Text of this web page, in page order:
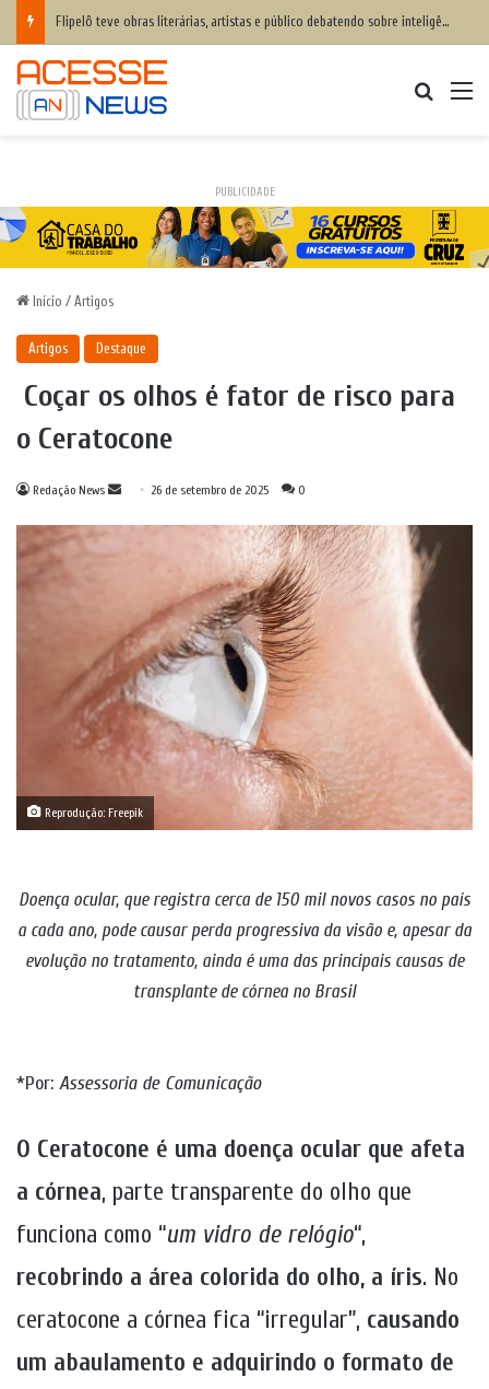
Flipelô teve obras literárias, artistas e público debatendo sobre inteligência humana x inteligência artificial
PUBLICIDADE
Início / Artigos
Artigos Destaque
Coçar os olhos é fator de risco para
o Ceratocone
Redação News
Mande26 de setembro de 2025 0
Reprodução: Freepik
Doença ocular, que registra cerca de 150 mil novos casos no país
a cada ano, pode causar perda progressiva da visão e, apesar da
evolução no tratamento, ainda é uma das principais causas de
transplante de córnea no Brasil
*Por: Assessoria de Comunicação
O Ceratocone é uma doença ocular que afeta
a córnea, parte transparente do olho que
funciona como “um vidro de relógio“,
recobrindo a área colorida do olho, a íris. No
ceratocone a córnea fica “irregular”, causando
um abaulamento e adquirindo o formato de